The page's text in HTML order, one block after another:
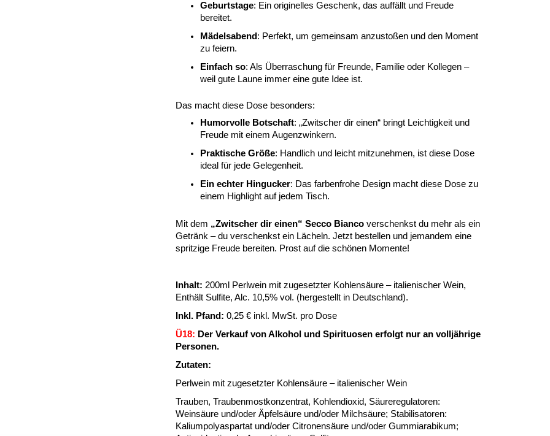
Geburtstage: Ein originelles Geschenk, das auffällt und Freude
bereitet.
Mädelsabend : Perfekt, um gemeinsam anzustoßen und den Moment
zu feiern.
Einfach so: Als Überraschung für Freunde, Familie oder Kollegen –
weil gute Laune immer eine gute Idee ist.
Das macht diese Dose besonders:
Humorvolle Botschaft: „Zwitscher dir einen“ bringt Leichtigkeit und
Freude mit einem Augenzwinkern.
Praktische Größe: Handlich und leicht mitzunehmen, ist diese Dose
ideal für jede Gelegenheit.
Ein echter Hingucker: Das farbenfrohe Design macht diese Dose zu
einem Highlight auf jedem Tisch.
Mit dem „Zwitscher dir einen“ Secco Bianco verschenkst du mehr als ein
Getränk – du verschenkst ein Lächeln. Jetzt bestellen und jemandem eine
spritzige Freude bereiten. Prost auf die schönen Momente!
Inhalt: 200ml Perlwein mit zugesetzter Kohlensäure – italienischer Wein,
Enthält Sulfite, Alc. 10,5% vol. (hergestellt in Deutschland).
Inkl. Pfand: 0,25 € inkl. MwSt. pro Dose
Ü18: Der Verkauf von Alkohol und Spirituosen erfolgt nur an volljährige
Personen.
Zutaten:
Perlwein mit zugesetzter Kohlensäure – italienischer Wein
Trauben, Traubenmostkonzentrat, Kohlendioxid, Säureregulatoren:
Weinsäure und/oder Äpfelsäure und/oder Milchsäure; Stabilisatoren:
Kaliumpolyaspartat und/oder Citronensäure und/oder Gummiarabikum;